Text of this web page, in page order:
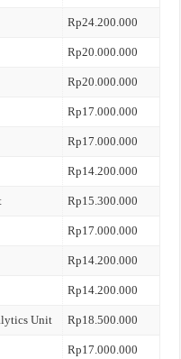
Rp24.200.000
Rp20.000.000
Rp20.000.000
Rp17.000.000
Rp17.000.000
Rp14.200.000
Rp15.300.000
Rp17.000.000
Rp14.200.000
Rp14.200.000
Unit Rp18.500.000
Rp17.000.000